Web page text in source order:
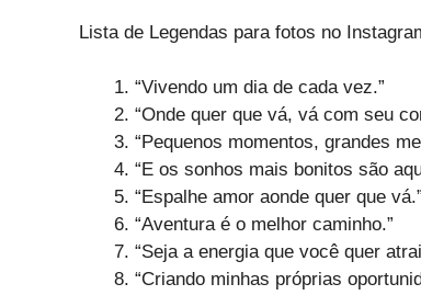
Lista de Legendas para fotos no
“Vivendo um dia de cada vez.”
“Onde quer que vá, vá com seu
“Pequenos momentos, grandes
“E os sonhos mais bonitos são
“Espalhe amor aonde quer que vá.”
“Aventura é o melhor caminho.”
“Seja a energia que você quer
“Criando minhas próprias